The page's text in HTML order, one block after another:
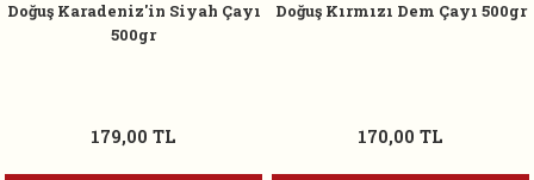
Doğuş Karadeniz'in Siyah Çayı
500gr
179,00 TL
Doğuş Kırmızı Dem Çayı 500gr
170,00 TL